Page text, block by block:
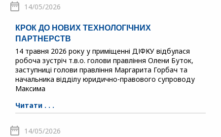
14/05/2026
КРОК ДО НОВИХ ТЕХНОЛОГІЧНИХ
ПАРТНЕРСТВ
14 травня 2026 року у приміщенні ДІФКУ відбулася
робоча зустріч т.в.о. голови правління Олени Буток,
заступниці голови правління Маргарита Горбач та
начальника відділу юридично-правового супроводу
Максима
Читати . . .
14/05/2026